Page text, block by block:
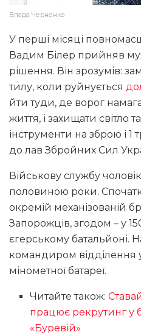
Влада Черненко
У перші місяці
Вадим Білер прийняв
рішення. Він зрозумів:
тилу, коли руйнується
йти туди, де ворог
життя, і захищати світло
інструменти на зброю і 1
до лав Збройних Сил
Військову службу
половиною роки.
окремій механізованій
Запорожців, згодом – у
єгерському батальйоні.
командиром відділення
мінометної батареї.
Читайте також:
працює рекрутинг у
«Буревій»